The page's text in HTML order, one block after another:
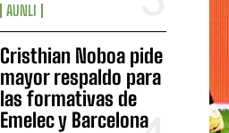
AUNLI
Cristhian Noboa pide
mayor respaldo para
las formativas de
Emelec y Barcelona